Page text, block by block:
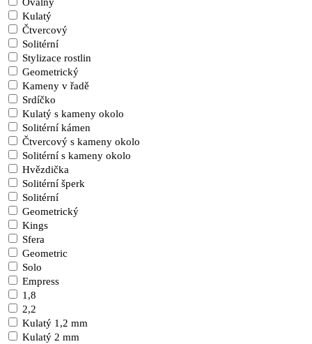
Kulatý
Čtvercový
Solitérní
Stylizace rostlin
Geometrický
Kameny v řadě
Srdíčko
Kulatý s kameny okolo
Solitérní kámen
Čtvercový s kameny okolo
Solitérní s kameny okolo
Hvězdička
Solitérní šperk
Solitérní
Geometrický
Kings
Sfera
Geometric
Solo
Empress
1,8
2,2
Kulatý 1,2 mm
Kulatý 2 mm